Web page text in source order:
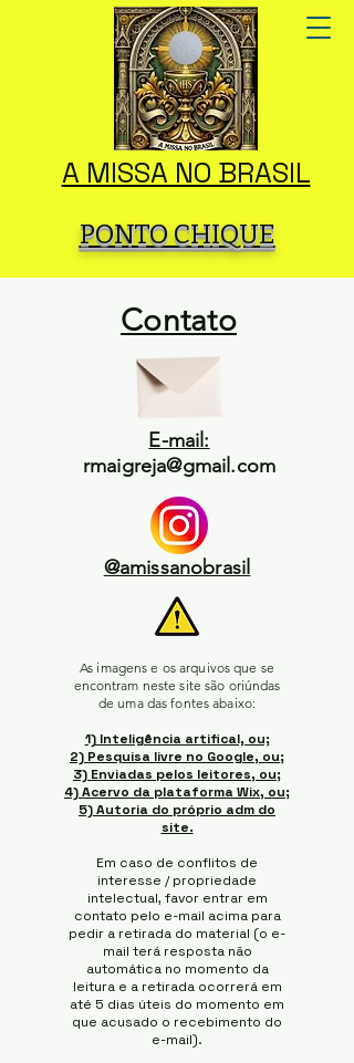
A MISSA NO BRASIL
PONTO CHIQUE
Contato
E-mail:
rmaigreja@gmail.com
@amissanobrasil
As imagens e os arquivos que se
encontram neste site são oriúndas
de uma das fontes abaixo:
1) Inteligência artifical, ou;
2) Pesquisa livre no Google, ou;
3) Enviadas pelos leitores, ou;
4) Acervo da plataforma Wix, ou;
5) Autoria do próprio adm do
site.
Em caso de conflitos de
interesse / propriedade
intelectual, favor entrar em
contato pelo e-mail acima para
pedir a retirada do material (o e-
mail terá resposta não
automática no momento da
leitura e a retirada ocorrerá em
até 5 dias úteis do momento em
que acusado o recebimento do
e-mail).